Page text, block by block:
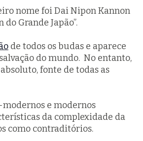
nome foi Dai Nipon Kannon
Grande Japão”.
de todos os budas e aparece
do mundo. No entanto,
fonte de todas as
e modernos
da complexidade da
como contraditórios.